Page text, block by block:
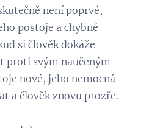
není poprvé,
postoje a chybné
si člověk dokáže
proti svým naučeným
nové, jeho nemocná
a člověk znovu prozře.